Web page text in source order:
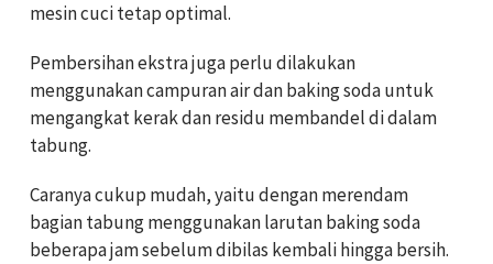
mesin cuci tetap optimal.
Pembersihan ekstra juga perlu dilakukan
menggunakan campuran air dan baking soda untuk
mengangkat kerak dan residu membandel di dalam
tabung.
Caranya cukup mudah, yaitu dengan merendam
bagian tabung menggunakan larutan baking soda
beberapa jam sebelum dibilas kembali hingga bersih.